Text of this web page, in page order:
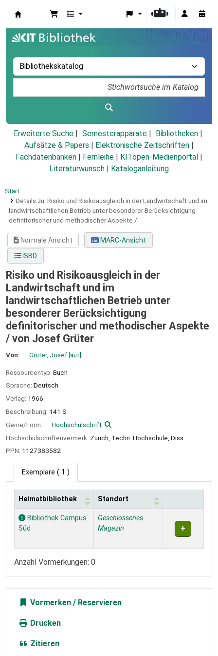
Erweiterte Suche Semesterapparate
Bibliotheken
Aufsätze & Papers
Elektronische Zeitschriften
Fachdatenbanken
Fernleihe KITopen-Medienportal
Literaturwunsch
Kataloganleitung
Start
Details zu: Risiko und Risikoausgleich in der Landwirtschaft und im
landwirtschaftlichen Betrieb unter besonderer Berücksichtigung
definitorischer und methodischer Aspekte /
Normale Ansicht
MARC-Ansicht
ISBD
Risiko und Risikoausgleich in der
Landwirtschaft und im
landwirtschaftlichen Betrieb unter
besonderer Berücksichtigung
definitorischer und methodischer Aspekte
/ von Josef Grüter
Von: Grüter, Josef[aut]
Ressourcentyp: Buch
Sprache: Deutsch
Verlag: 1966
Beschreibung: 141 S
Genre/Form:
Hochschulschrift
Hochschulschriftenvermerk: Zürich, Techn. Hochschule, Diss.
PPN: 1127383582
Exemplare ( 1 )
Exemplare
Heimatbibliothek Standort
Bibliothek Campus
Süd
Geschlossenes
Magazin
Anzahl Vormerkungen: 0
Vormerken
Drucken
Zitieren